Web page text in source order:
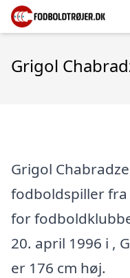
Grigol
Grigol
fodboldspiller
for
20. april 1996 i ,
er 176 cm høj.